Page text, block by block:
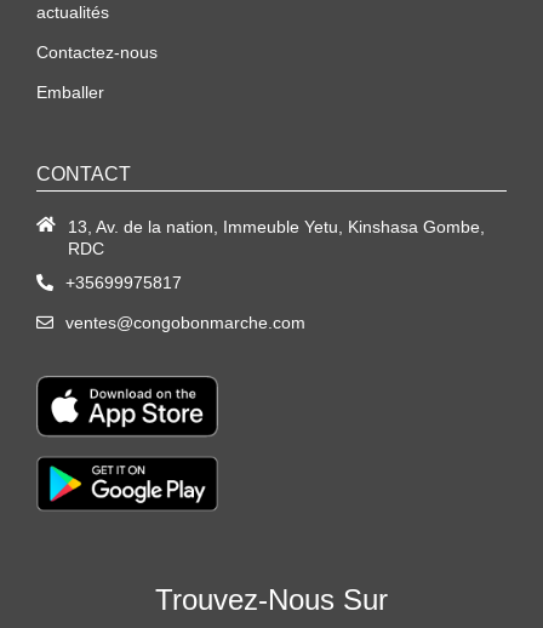
actualités
Contactez-nous
Emballer
CONTACT
13, Av. de la nation, Immeuble Yetu, Kinshasa Gombe,
RDC
+35699975817
ventes@congobonmarche.com
Trouvez-Nous Sur